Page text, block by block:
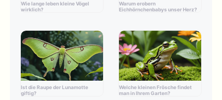
Wie lange leben kleine Vögel
wirklich?
Warum erobern
Eichhörnchenbabys unser Herz?
Ist die Raupe der Lunamotte
giftig?
Welche kleinen Frösche findet
man in Ihrem Garten?